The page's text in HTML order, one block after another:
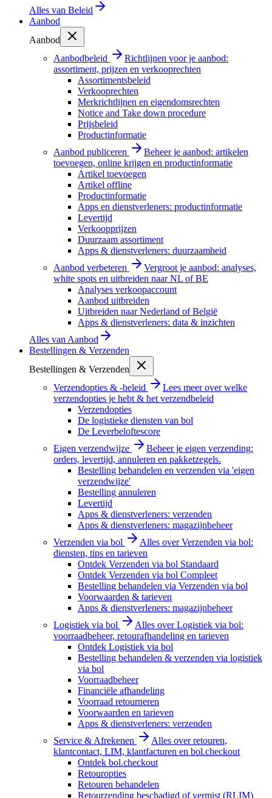
Alles van Beleid
Aanbod
Aanbod
Aanbodbeleid
Richtlijnen voor je aanbod:
assortiment, prijzen en verkooprechten
Assortimentsbeleid
Verkooprechten
Merkrichtlijnen en eigendomsrechten
Notice and Take down procedure
Prijsbeleid
Productinformatie
Aanbod publiceren
Beheer je aanbod: artikelen
toevoegen, online krijgen en productinformatie
Artikel toevoegen
Artikel offline
Productinformatie
Apps en dienstverleners: productinformatie
Levertijd
Verkoopprijzen
Duurzaam assortiment
Apps & dienstverleners: duurzaamheid
Aanbod verbeteren
Vergroot je aanbod: analyses,
white spots en uitbreiden naar NL of BE
Analyses verkoopaccount
Aanbod uitbreiden
Uitbreiden naar Nederland of België
Apps & dienstverleners: data & inzichten
Alles van Aanbod
Bestellingen & Verzenden
Bestellingen & Verzenden
Verzendopties & -beleid
Lees meer over welke
verzendopties je hebt & het verzendbeleid
Verzendopties
De logistieke diensten van bol
De Leverbeloftescore
Eigen verzendwijze
Beheer je eigen verzending:
orders, levertijd, annuleren en pakketzegels.
Bestelling behandelen en verzenden via 'eigen
verzendwijze'
Bestelling annuleren
Levertijd
Apps & dienstverleners: verzenden
Apps & dienstverleners: magazijnbeheer
Verzenden via bol
Alles over Verzenden via bol:
diensten, tips en tarieven
Ontdek Verzenden via bol Standaard
Ontdek Verzenden via bol Compleet
Bestelling behandelen via Verzenden via bol
Voorwaarden & tarieven
Apps & dienstverleners: magazijnbeheer
Logistiek via bol
Alles over Logistiek via bol:
voorraadbeheer, retourafhandeling en tarieven
Ontdek Logistiek via bol
Bestelling behandelen & verzenden via logistiek
via bol
Voorraadbeheer
Financiële afhandeling
Voorraad retourneren
Voorwaarden en tarieven
Apps & dienstverleners: verzenden
Service & Afrekenen
Alles over retouren,
klantcontact, LIM, klantfacturen en bol.checkout
Ontdek bol.checkout
Retouropties
Retouren behandelen
Retourzending beschadigd of vermist (RLIM)